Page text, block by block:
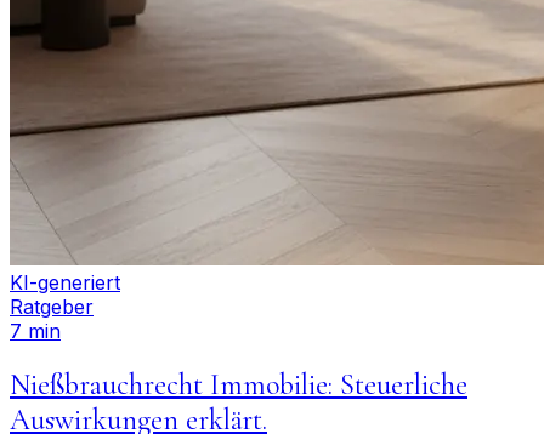
KI-generiert
Ratgeber
7 min
Nießbrauchrecht Immobilie: Steuerliche
Auswirkungen erklärt.